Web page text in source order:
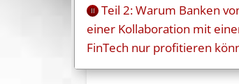
II
Teil 2: Warum Banken
einer Kollaboration mit
FinTech nur profitieren